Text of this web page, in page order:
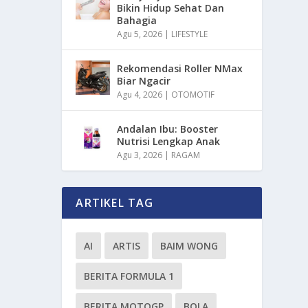
Bikin Hidup Sehat Dan
Bahagia
Agu 5, 2026 | LIFESTYLE
Rekomendasi Roller NMax
Biar Ngacir
Agu 4, 2026 | OTOMOTIF
Andalan Ibu: Booster
Nutrisi Lengkap Anak
Agu 3, 2026 | RAGAM
ARTIKEL TAG
AI ARTIS BAIM WONG
BERITA FORMULA 1